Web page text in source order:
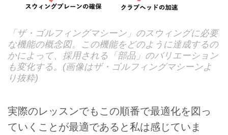
「ザ・ゴルフィングマシーン」のスウィングに必要
な機能の概念図。この機能をどのように達成するの
かによって、採用される「部品」のバリエーション
も変化する。(画像はザ・ゴルフィングマシーンよ
り抜粋)
実際のレッスンでもこの順番で最適化を図っ
ていくことが最適であると私は感じていま